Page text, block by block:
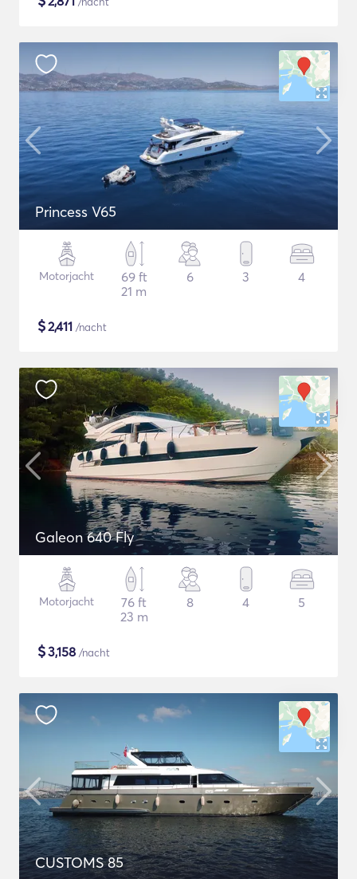
Princess V65
Motorjacht
69 ft
21 m
6 3 4
$2,411 /nacht
Galeon 640 Fly
Motorjacht
76 ft
23 m
8 4 5
$3,158 /nacht
CUSTOMS 85